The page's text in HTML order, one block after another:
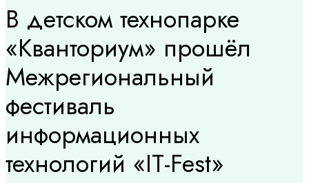
В детском технопарке
«Кванториум» прошёл
Межрегиональный
фестиваль
информационных
технологий «IT-Fest»